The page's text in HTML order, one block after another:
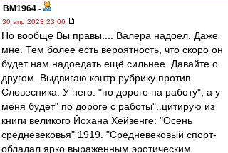
BM1964 -
30 апр 2023 23:06
Но вообще Вы правы.... Валера надоел. Даже
мне. Тем более есть вероятность, что скоро он
будет нам надоедать ещё сильнее. Давайте о
другом. Выдвигаю контр рубрику против
Словесника. У него: "по дороге на работу", а у
меня будет" по дороге с работы"..цитирую из
книги великого Йохана Хейзенге: "Осень
средневековья" 1919. "Средневековый спорт-
обладал ярко выраженным эротическим